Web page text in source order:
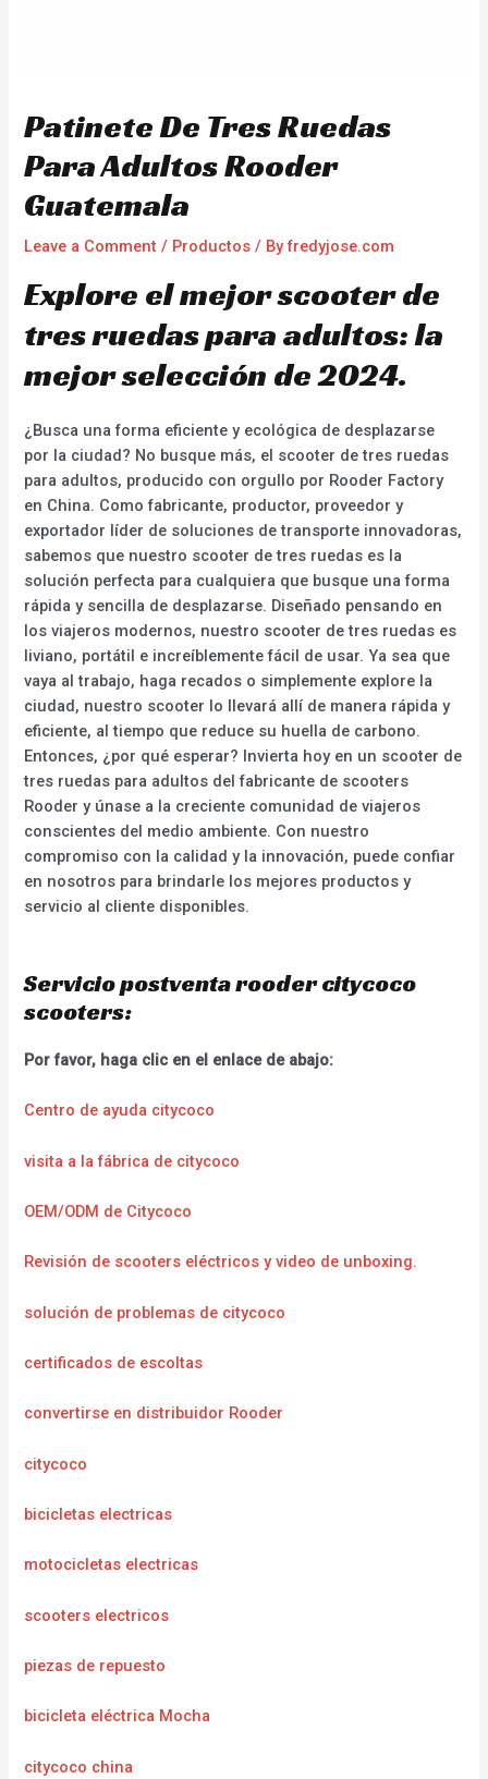
Patinete De Tres Ruedas
Para Adultos Rooder
Guatemala
Leave a Comment / Productos / Byfredyjose.com
Explore el mejor scooter de
tres ruedas para adultos: la
mejor selección de 2024.
¿Busca una forma eficiente y ecológica de desplazarse
por la ciudad? No busque más, el scooter de tres ruedas
para adultos, producido con orgullo por Rooder Factory
en China. Como fabricante, productor, proveedor y
exportador líder de soluciones de transporte innovadoras,
sabemos que nuestro scooter de tres ruedas es la
solución perfecta para cualquiera que busque una forma
rápida y sencilla de desplazarse. Diseñado pensando en
los viajeros modernos, nuestro scooter de tres ruedas es
liviano, portátil e increíblemente fácil de usar. Ya sea que
vaya al trabajo, haga recados o simplemente explore la
ciudad, nuestro scooter lo llevará allí de manera rápida y
eficiente, al tiempo que reduce su huella de carbono.
Entonces, ¿por qué esperar? Invierta hoy en un scooter de
tres ruedas para adultos del fabricante de scooters
Rooder y únase a la creciente comunidad de viajeros
conscientes del medio ambiente. Con nuestro
compromiso con la calidad y la innovación, puede confiar
en nosotros para brindarle los mejores productos y
servicio al cliente disponibles.
Servicio postventa rooder citycoco
scooters:
Por favor, haga clic en el enlace de abajo:
Centro de ayuda citycoco
visita a la fábrica de citycoco
OEM/ODM de Citycoco
Revisión de scooters eléctricos y video de unboxing.
solución de problemas de citycoco
certificados de escoltas
convertirse en distribuidor Rooder
citycoco
bicicletas electricas
motocicletas electricas
scooters electricos
piezas de repuesto
bicicleta eléctrica Mocha
citycoco china